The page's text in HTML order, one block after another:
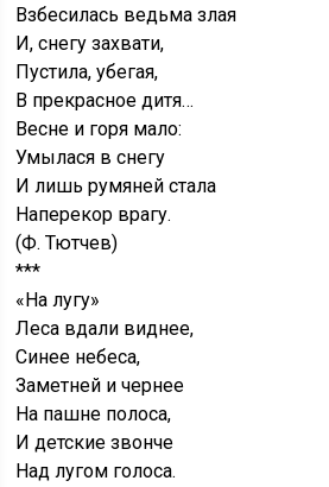
Взбесилась ведьма злая
И, снегу захвати,
Пустила, убегая,
В прекрасное дитя…
Весне и горя мало:
Умылася в снегу
И лишь румяней стала
Наперекор врагу.
(Ф. Тютчев)
***
«На лугу»
Леса вдали виднее,
Синее небеса,
Заметней и чернее
На пашне полоса,
И детские звонче
Над лугом голоса.